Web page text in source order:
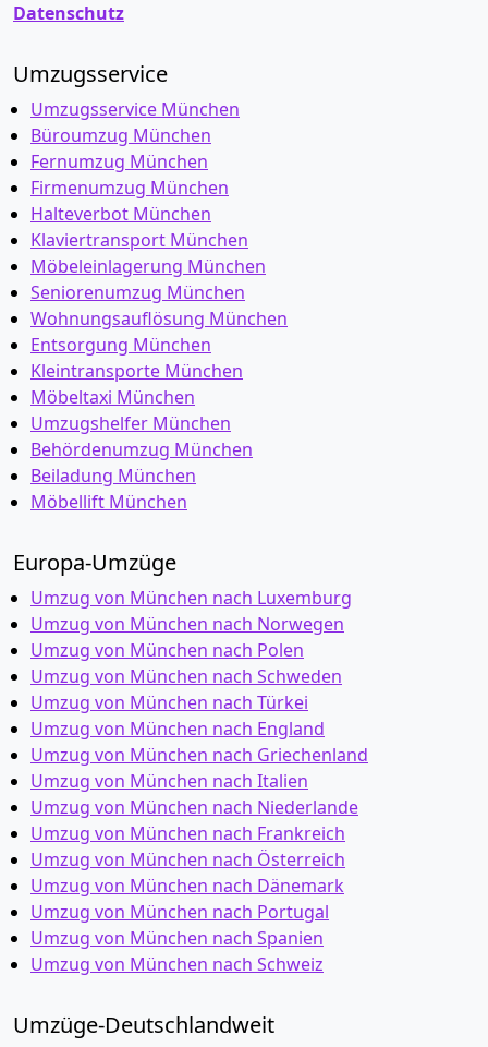
Datenschutz
Umzugsservice
Umzugsservice München
Büroumzug München
Fernumzug München
Firmenumzug München
Halteverbot München
Klaviertransport München
Möbeleinlagerung München
Seniorenumzug München
Wohnungsauflösung München
Entsorgung München
Kleintransporte München
Möbeltaxi München
Umzugshelfer München
Behördenumzug München
Beiladung München
Möbellift München
Europa-Umzüge
Umzug von München nach Luxemburg
Umzug von München nach Norwegen
Umzug von München nach Polen
Umzug von München nach Schweden
Umzug von München nach Türkei
Umzug von München nach England
Umzug von München nach Griechenland
Umzug von München nach Italien
Umzug von München nach Niederlande
Umzug von München nach Frankreich
Umzug von München nach Österreich
Umzug von München nach Dänemark
Umzug von München nach Portugal
Umzug von München nach Spanien
Umzug von München nach Schweiz
Umzüge-Deutschlandweit